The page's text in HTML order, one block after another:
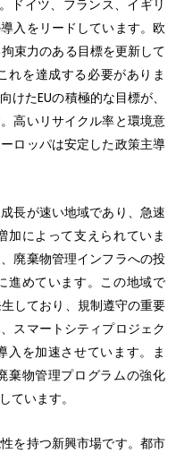
ドイツ、フランス、イギリ
入をリードしています。欧
束力のある目標を更新して
れを達成する必要がありま
たEUの積極的な目標が、
高いリサイクル率と環境意
ロッパは安定した政策主導
長が速い地域であり、急速
加によって支えられていま
廃棄物管理インフラへの投
進めています。この地域で
しており、規制遵守の重要
スマートシティプロジェク
入を加速させています。ま
棄物管理プログラムの強化
ています。
を持つ新興市場です。都市